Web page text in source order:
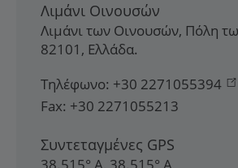
Λιμάνι Οινουσών
Λιμάνι των Οινουσών, Πόλη
82101 , Ελλάδα.
Τηλέφωνο: +30 2271055394
Fax: +30 2271055213
Συντεταγμένες GPS